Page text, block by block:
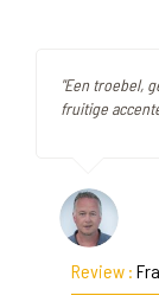
"Een troebel,
fruitige
Review :